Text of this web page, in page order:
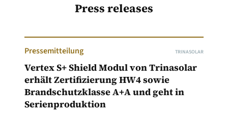
Press releases
Pressemitteilung TRINASOLAR
Vertex S+ Shield Modul von Trinasolar
erhält Zertifizierung HW4 sowie
Brandschutzklasse A+A und geht in
Serienproduktion